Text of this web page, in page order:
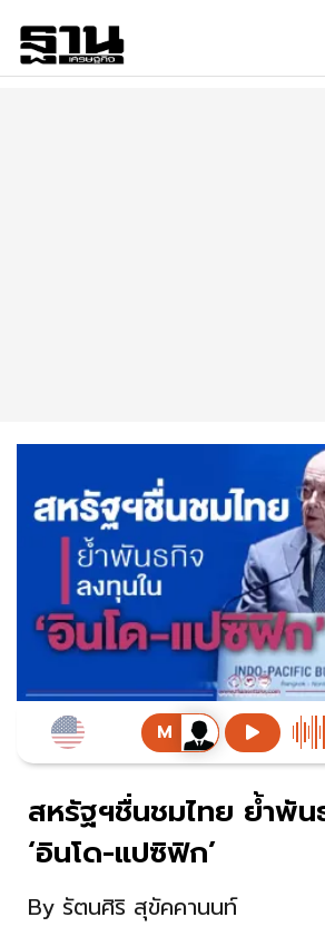
สหรัฐฯชื่นชมไทย ย้ำพัน
‘อินโด-แปซิฟิก’
By รัตนศิริ สุขัคคานนท์